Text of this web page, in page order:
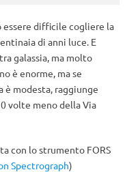
essere difficile cogliere la
di anni luce. E
galassia, ma molto
è enorme, ma se
è modesta, raggiunge
volte meno della Via
con lo strumento FORS
Spectrograph)